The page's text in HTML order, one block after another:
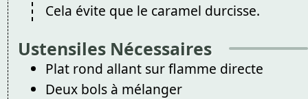
Cela évite que le caramel durcisse.
Ustensiles Nécessaires
Plat rond allant sur flamme directe
Deux bols à mélanger